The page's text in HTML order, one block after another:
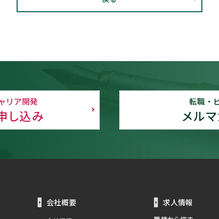
リア開発
し込み
転職・
メル
会社概要 求人情報